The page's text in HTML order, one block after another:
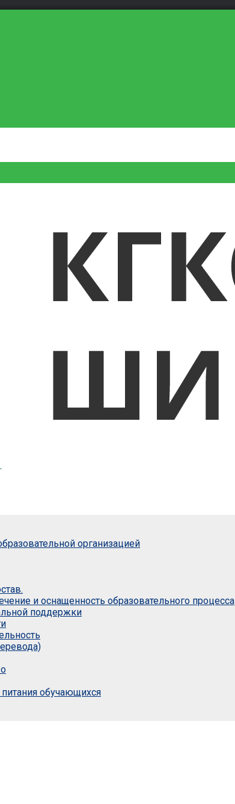
организацией
и оснащенность образовательного процесса
поддержки
обучающихся